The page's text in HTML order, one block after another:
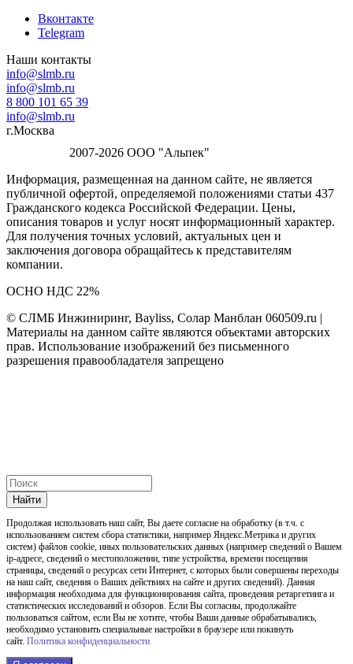
Вконтакте
Telegram
Наши контакты
info@slmb.ru
info@slmb.ru
8 800 101 65 39
info@slmb.ru
г.Москва
2007-2026 ООО "Альпек"
Информация, размещенная на данном сайте, не является
публичной офертой, определяемой положениями статьи 437
Гражданского кодекса Российской Федерации. Цены,
описания товаров и услуг носят информационный характер.
Для получения точных условий, актуальных цен и
заключения договора обращайтесь к представителям
компании.
ОСНО НДС 22%
© СЛМБ Инжиниринг, Bayliss, Солар Манблан 060509.ru |
Материалы на данном сайте являются объектами авторских
прав. Использование изображений без письменного
разрешения правообладателя запрещено
Найти
Продолжая использовать наш cайт, Вы даете согласие на обработку (в т.ч. с
использованием систем сбора статистики, например Яндекс.Метрика и других
систем) файлов cookie, иных пользовательских данных (например сведений о Вашем
ip-адресе, сведений о местоположении, типе устройства, времени посещения
страницы, сведений о ресурсах сети Интернет, с которых были совершены переходы
на наш сайт, сведения о Ваших действиях на сайте и других сведений). Данная
информация необходима для функционирования сайта, проведения ретаргетинга и
статистических исследований и обзоров. Если Вы согласны, продолжайте
пользоваться сайтом, если Вы не хотите, чтобы Ваши данные обрабатывались,
необходимо установить специальные настройки в браузере или покинуть
сайт. Политика конфиденциальности